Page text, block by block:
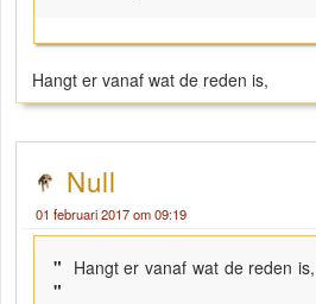
Hangt er vanaf wat de reden is,
Null
01 februari 2017 om 09:19
" Hangt er vanaf wat de reden is,
"